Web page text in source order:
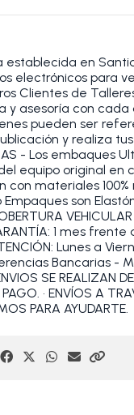
establecida en
electrónicos para
Clientes de
asesoría con cada
pueden ser
y realiza
- Los embaques
equipo original en
materiales 100%
son
VEHICULAR
1 mes
Lunes a
Bancarias -
SE REALIZAN
• ENVÍOS A
PARA AYUDARTE.